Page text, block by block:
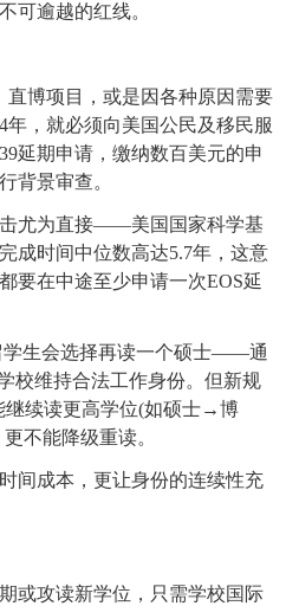
可逾越的红线。
博项目，或是因各种原因需要
，就必须向美国公民及移民服
延期申请，缴纳数百美元的申
背景审查。
尤为直接——美国国家科学基
成时间中位数高达5.7年，这意
要在中途至少申请一次EOS延
生会选择再读一个硕士——通
校维持合法工作身份。但新规
继续读更高学位(如硕士→博
不能降级重读。
成本，更让身份的连续性充
攻读新学位，只需学校国际